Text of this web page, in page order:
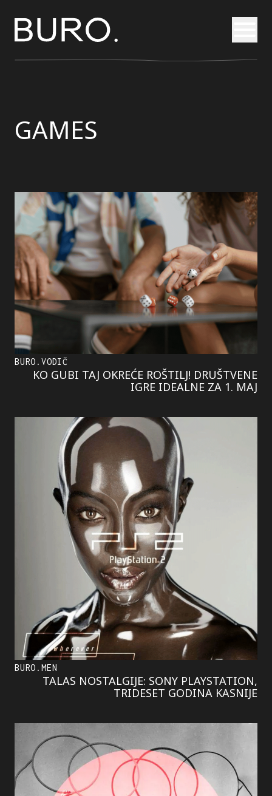
GAMES
BURO.VODIČ
KO GUBI TAJ OKREĆE ROŠTILJ! DRUŠTVENE
IGRE IDEALNE ZA 1. MAJ
BURO.MEN
TALAS NOSTALGIJE: SONY PLAYSTATION,
TRIDESET GODINA KASNIJE